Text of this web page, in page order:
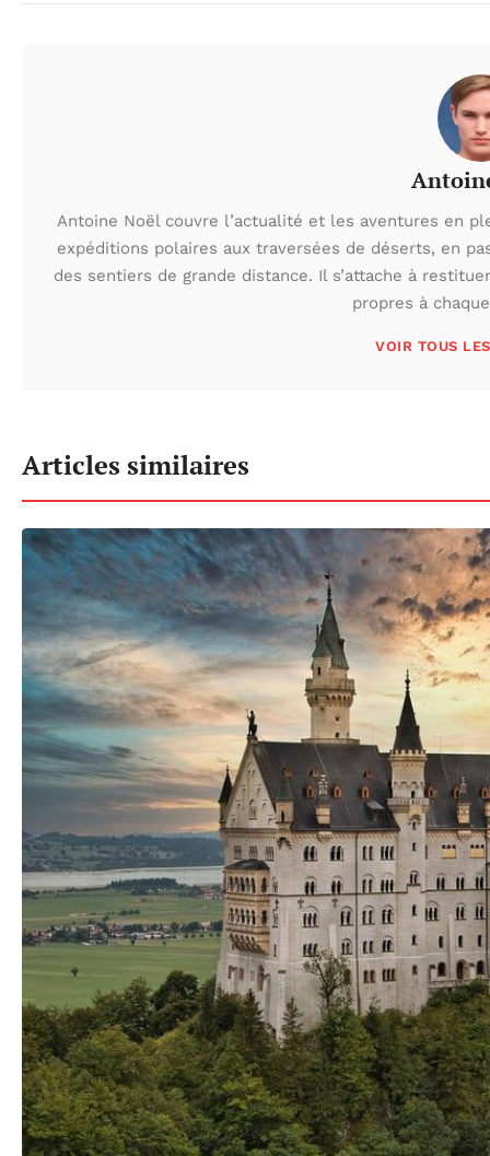
Antoine Noël couvre l’actualité et les aventures en
expéditions polaires aux traversées de déserts, en
des sentiers de grande distance. Il s’attache à
propres à
VOIR TOUS
Articles similaires